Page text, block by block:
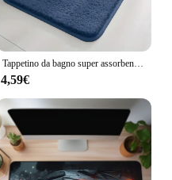
Tappetino da bagno super assorbente per acqua Tappetino da bagno antiscivolo Tappetino da bagno Tappetino per capelli lunghi Tappetino per porta della camera da letto Decorazione della casa
4,59€